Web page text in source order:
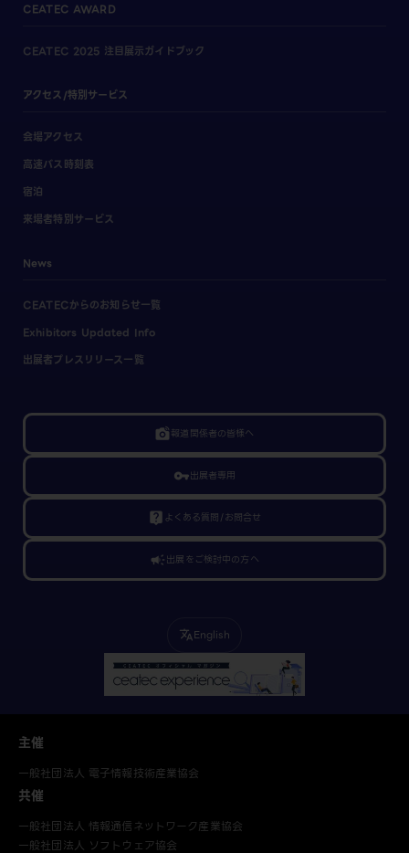
CEATEC AWARD
CEATEC 2025 注目展示ガイドブック
アクセス/特別サービス
会場アクセス
高速バス時刻表
宿泊
来場者特別サービス
News
CEATECからのお知らせ一覧
Exhibitors Updated Info
出展者プレスリリース一覧
linked_camera報道関係者の皆様へ
vpn_key出展者専用
live_help よくある質問/お問合せ
campaign出展をご検討中の方へ
translateEnglish
主催
一般社団法人 電子情報技術産業協会
共催
一般社団法人 情報通信ネットワーク産業協会
一般社団法人 ソフトウェア協会